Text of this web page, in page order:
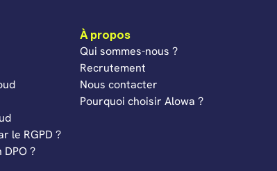
le RGPD ?
?
À propos
Qui sommes-nous ?
Recrutement
Nous contacter
Pourquoi choisir Alowa ?